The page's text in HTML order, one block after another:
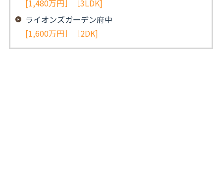
[1,480万円］［3LDK]
ライオンズガーデン府中
[1,600万円］［2DK]